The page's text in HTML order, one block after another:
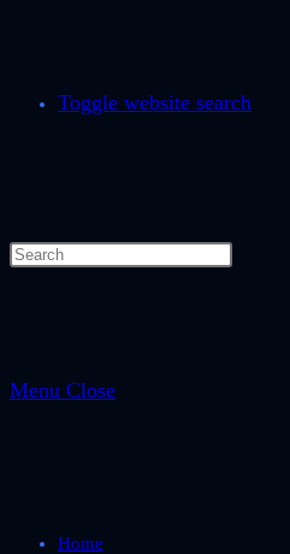
Toggle website search
Menu Close
Home